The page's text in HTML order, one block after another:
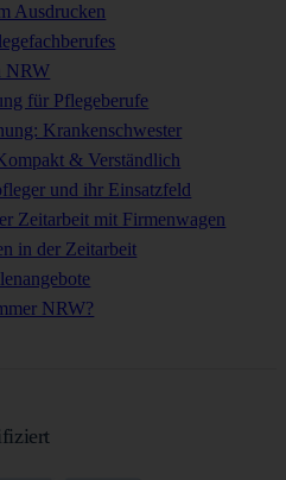
Ausdrucken
NRW
für Pflegeberufe
Krankenschwester
& Verständlich
und ihr Einsatzfeld
Zeitarbeit mit Firmenwagen
in der Zeitarbeit
NRW?